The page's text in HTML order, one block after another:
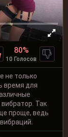
80%
10 Голосов
не только
время для
Так
проще, ведь